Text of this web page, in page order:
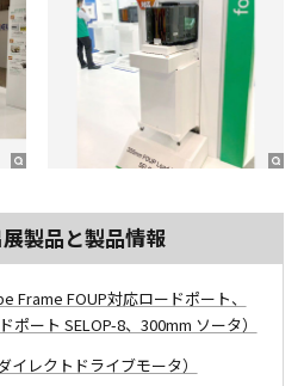
製品と製品情報
Frame FOUP対応ロードポート、
ポート SELOP-8、300mm ソータ）
レクトドライブモータ）